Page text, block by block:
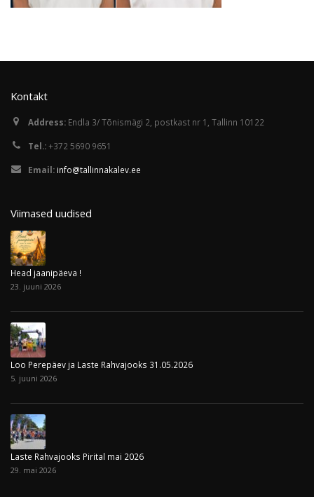
Kontakt
Address: Endla 3/ Tõnismägi 2, postkast nr 1, Tallinn 10122
Tel.:+372 5690 9651
Email: info@tallinnakalev.ee
Viimased uudised
Head jaanipäeva !
23. juuni 2026
Loo Perepäev ja Laste Rahvajooks 31.05.2026
5. juuni 2026
Laste Rahvajooks Pirital mai 2026
29. mai 2026